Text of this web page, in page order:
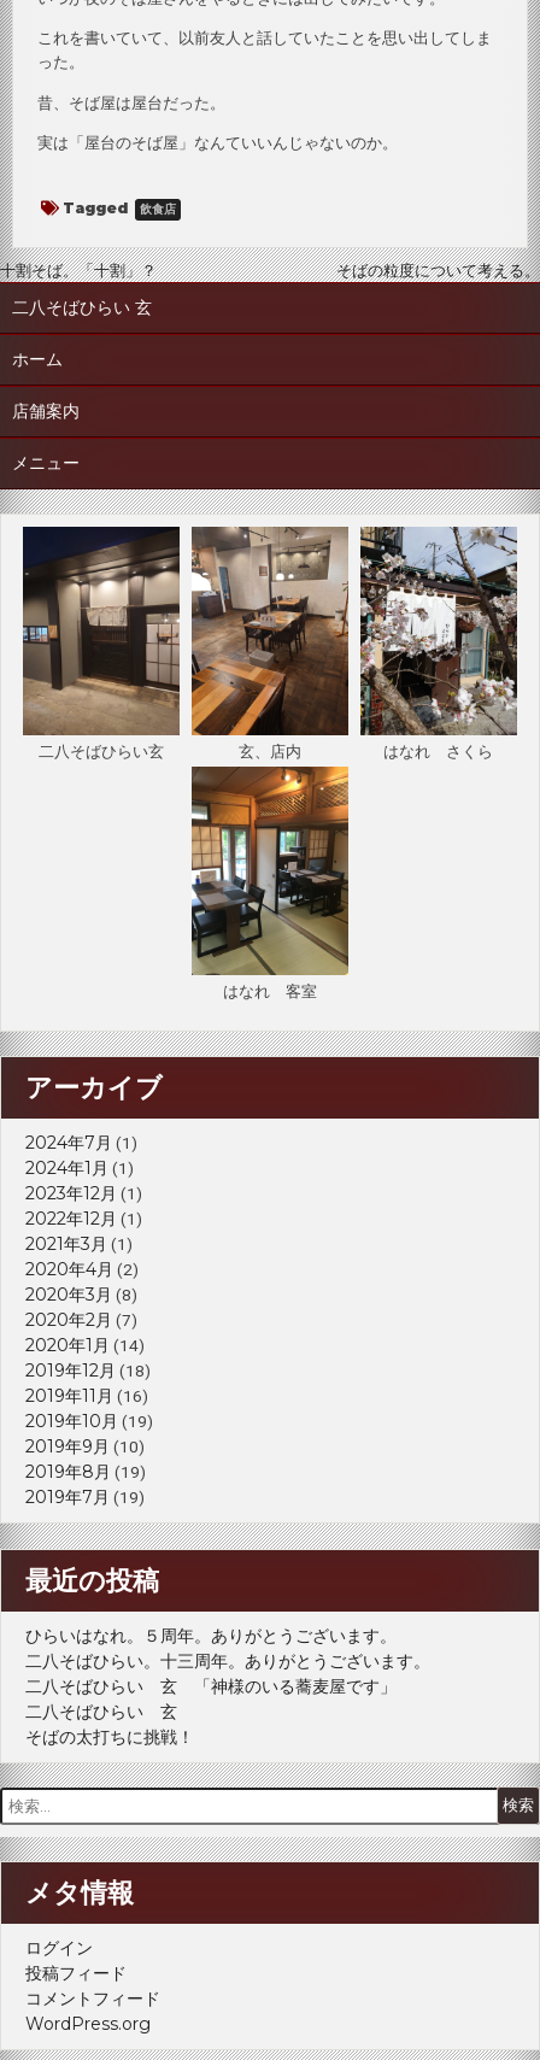
これを書いていて、以前友人と話していたことを思い出してしま
った。
昔、そば屋は屋台だった。
実は「屋台のそば屋」なんていいんじゃないのか。
Tagged 飲食店
投
稿
ナ
ビ
ゲ
ー
シ
ョ
十割そば。「十割」？ そばの粒度について考える。
二八そばひらい 玄
ホーム
店舗案内
メニュー
二八そばひらい玄 玄、店内 はなれ さくら
はなれ 客室
アーカイブ
2024年7月 (1)
2024年1月 (1)
2023年12月 (1)
2022年12月 (1)
2021年3月 (1)
2020年4月 (2)
2020年3月 (8)
2020年2月 (7)
2020年1月 (14)
2019年12月 (18)
2019年11月 (16)
2019年10月 (19)
2019年9月 (10)
2019年8月 (19)
2019年7月 (19)
最近の投稿
ひらいはなれ。５周年。ありがとうございます。
二八そばひらい。十三周年。ありがとうございます。
二八そばひらい 玄 「神様のいる蕎麦屋です」
二八そばひらい 玄
そばの太打ちに挑戦！
検
索:
メタ情報
ログイン
投稿フィード
コメントフィード
WordPress.org